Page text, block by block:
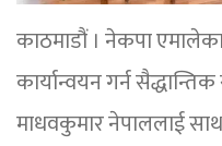
काठमाडौं । नेकपा
कार्यान्वयन गर्न
माधवकुमार नेपाललाई